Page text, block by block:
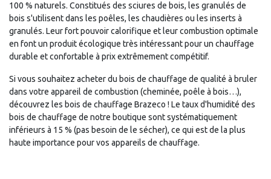
100 % naturels. Constitués des sciures de bois, les granulés de
bois s'utilisent dans les poêles, les chaudières ou les inserts à
granulés. Leur fort pouvoir calorifique et leur combustion optimale
en font un produit écologique très intéressant pour un chauffage
durable et confortable à prix extrêmement compétitif.
Si vous souhaitez acheter du bois de chauffage de qualité à bruler
dans votre appareil de combustion (cheminée, poêle à bois…),
découvrez les bois de chauffage Brazeco ! Le taux d'humidité des
bois de chauffage de notre boutique sont systématiquement
inférieurs à 15 % (pas besoin de le sécher), ce qui est de la plus
haute importance pour vos appareils de chauffage.